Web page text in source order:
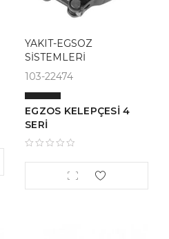
YAKIT-EGSOZ
SİSTEMLERİ
103-22474
EGZOS KELEPÇESİ 4
SERİ